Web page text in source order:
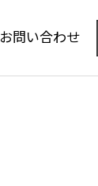
お問い合わせ